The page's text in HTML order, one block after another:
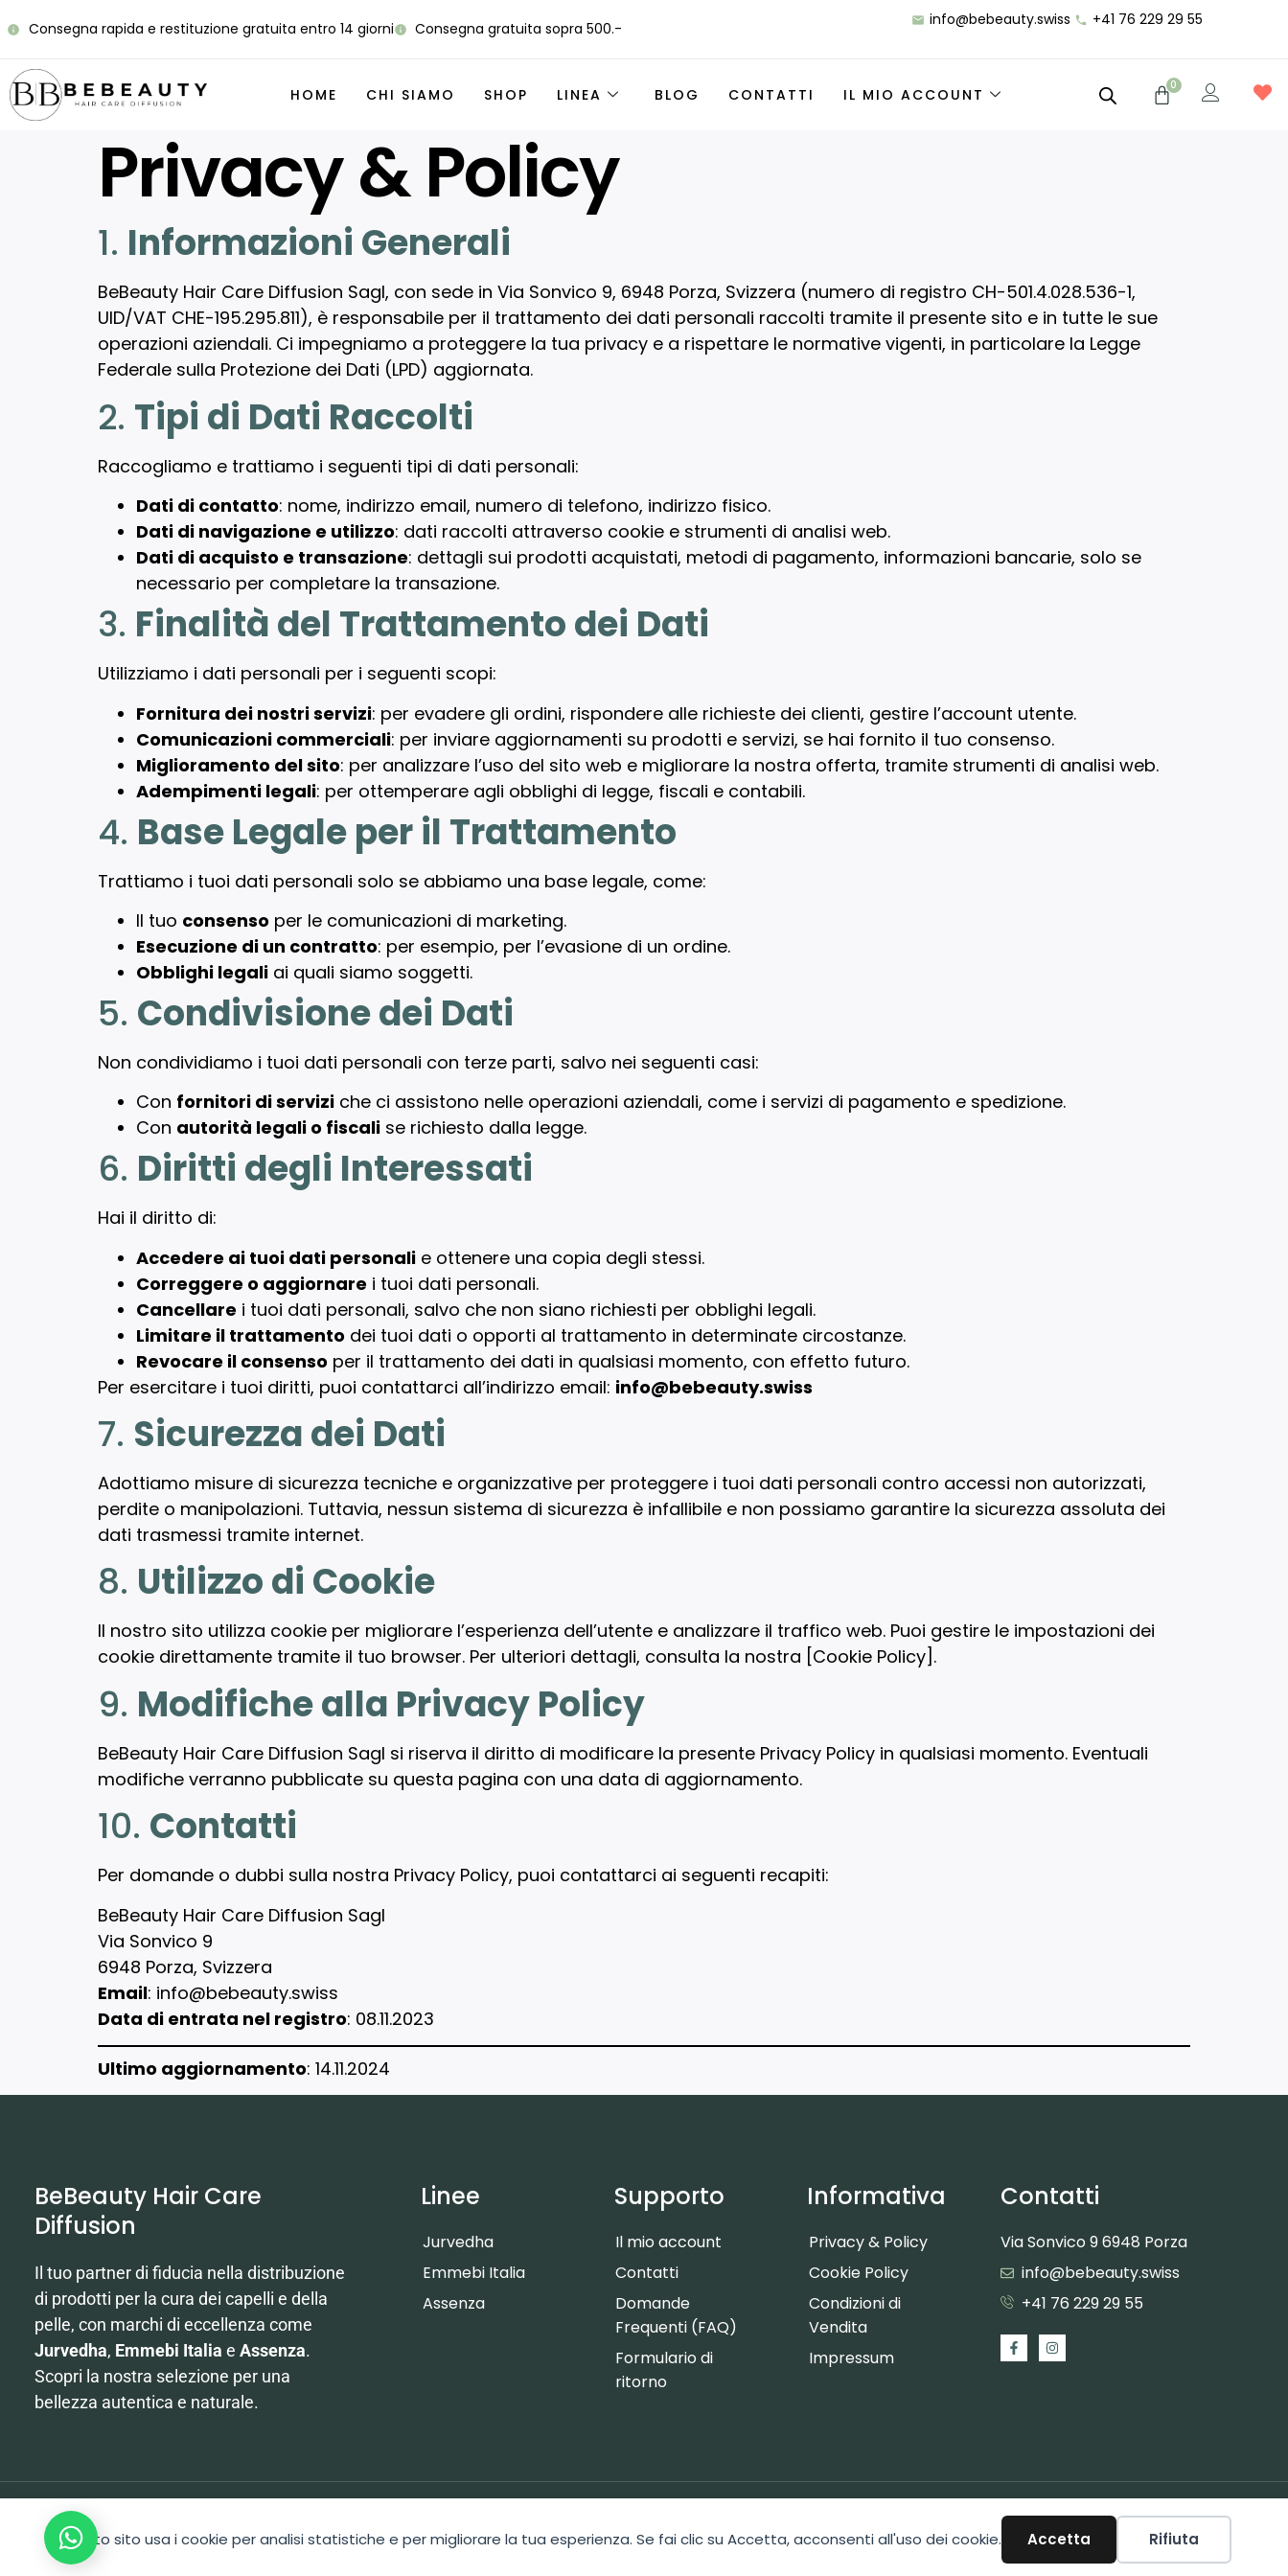
Questo sito usa i cookie per analisi statistiche e per migliorare la tua esperienza. Se fai clic su Accetta, acconsenti all'uso dei cookie. Accetta Rifiuta
Consegna rapida e restituzione gratuita entro 14 giorni Consegna gratuita sopra 500.- info@bebeauty.swiss +41 76 229 29 55
HOME CHI SIAMO SHOP LINEA BLOG CONTATTI IL MIO ACCOUNT
0
Privacy & Policy
1. Informazioni Generali
BeBeauty Hair Care Diffusion Sagl, con sede in Via Sonvico 9, 6948 Porza, Svizzera (numero di registro CH-501.4.028.536-1,
UID/VAT CHE-195.295.811), è responsabile per il trattamento dei dati personali raccolti tramite il presente sito e in tutte le sue
operazioni aziendali. Ci impegniamo a proteggere la tua privacy e a rispettare le normative vigenti, in particolare la Legge
Federale sulla Protezione dei Dati (LPD) aggiornata.
2. Tipi di Dati Raccolti
Raccogliamo e trattiamo i seguenti tipi di dati personali:
Dati di contatto: nome, indirizzo email, numero di telefono, indirizzo fisico.
Dati di navigazione e utilizzo: dati raccolti attraverso cookie e strumenti di analisi web.
Dati di acquisto e transazione: dettagli sui prodotti acquistati, metodi di pagamento, informazioni bancarie, solo se
necessario per completare la transazione.
3. Finalità del Trattamento dei Dati
Utilizziamo i dati personali per i seguenti scopi:
Fornitura dei nostri servizi: per evadere gli ordini, rispondere alle richieste dei clienti, gestire l’account utente.
Comunicazioni commerciali: per inviare aggiornamenti su prodotti e servizi, se hai fornito il tuo consenso.
Miglioramento del sito: per analizzare l’uso del sito web e migliorare la nostra offerta, tramite strumenti di analisi web.
Adempimenti legali: per ottemperare agli obblighi di legge, fiscali e contabili.
4. Base Legale per il Trattamento
Trattiamo i tuoi dati personali solo se abbiamo una base legale, come:
Il tuo consenso per le comunicazioni di marketing.
Esecuzione di un contratto: per esempio, per l’evasione di un ordine.
Obblighi legali ai quali siamo soggetti.
5. Condivisione dei Dati
Non condividiamo i tuoi dati personali con terze parti, salvo nei seguenti casi:
Con fornitori di servizi che ci assistono nelle operazioni aziendali, come i servizi di pagamento e spedizione.
Con autorità legali o fiscali se richiesto dalla legge.
6. Diritti degli Interessati
Hai il diritto di:
Accedere ai tuoi dati personali e ottenere una copia degli stessi.
Correggere o aggiornare i tuoi dati personali.
Cancellare i tuoi dati personali, salvo che non siano richiesti per obblighi legali.
Limitare il trattamento dei tuoi dati o opporti al trattamento in determinate circostanze.
Revocare il consenso per il trattamento dei dati in qualsiasi momento, con effetto futuro.
Per esercitare i tuoi diritti, puoi contattarci all’indirizzo email: info@bebeauty.swiss
7. Sicurezza dei Dati
Adottiamo misure di sicurezza tecniche e organizzative per proteggere i tuoi dati personali contro accessi non autorizzati,
perdite o manipolazioni. Tuttavia, nessun sistema di sicurezza è infallibile e non possiamo garantire la sicurezza assoluta dei
dati trasmessi tramite internet.
8. Utilizzo di Cookie
Il nostro sito utilizza cookie per migliorare l’esperienza dell’utente e analizzare il traffico web. Puoi gestire le impostazioni dei
cookie direttamente tramite il tuo browser. Per ulteriori dettagli, consulta la nostra [Cookie Policy].
9. Modifiche alla Privacy Policy
BeBeauty Hair Care Diffusion Sagl si riserva il diritto di modificare la presente Privacy Policy in qualsiasi momento. Eventuali
modifiche verranno pubblicate su questa pagina con una data di aggiornamento.
10. Contatti
Per domande o dubbi sulla nostra Privacy Policy, puoi contattarci ai seguenti recapiti:
BeBeauty Hair Care Diffusion Sagl
Via Sonvico 9
6948 Porza, Svizzera
Email: info@bebeauty.swiss
Data di entrata nel registro: 08.11.2023
Ultimo aggiornamento: 14.11.2024
BeBeauty Hair Care
Diffusion
Il tuo partner di fiducia nella distribuzione
di prodotti per la cura dei capelli e della
pelle, con marchi di eccellenza come
Jurvedha, Emmebi Italia e Assenza.
Scopri la nostra selezione per una
bellezza autentica e naturale.
Linee
Jurvedha
Emmebi Italia
Assenza
Supporto
Il mio account
Contatti
Domande
Frequenti (FAQ)
Formulario di
ritorno
Informativa
Privacy & Policy
Cookie Policy
Condizioni di
Vendita
Impressum
Contatti
Via Sonvico 9 6948 Porza
info@bebeauty.swiss
+41 76 229 29 55
2026 Copyright BeBeauty Hair Care Diffusion Sagl
Hai bisogno?